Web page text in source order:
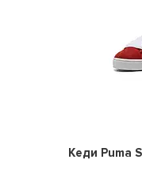
Кеди Puma